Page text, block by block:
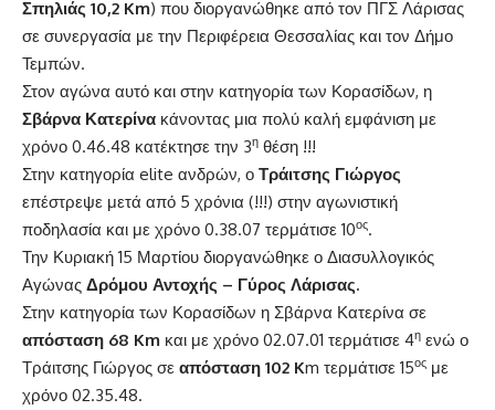
Σπηλιάς 10,2 Km) που διοργανώθηκε από τον ΠΓΣ Λάρισας
σε συνεργασία με την Περιφέρεια Θεσσαλίας και τον Δήμο
Τεμπών.
Στον αγώνα αυτό και στην κατηγορία των Κορασίδων, η
Σβάρνα Κατερίνα κάνοντας μια πολύ καλή εμφάνιση με
χρόνο 0.46.48 κατέκτησε την 3η θέση !!!
Στην κατηγορία elite ανδρών, ο Τράιτσης Γιώργος
επέστρεψε μετά από 5 χρόνια (!!!) στην αγωνιστική
ποδηλασία και με χρόνο 0.38.07 τερμάτισε 10ος.
Την Κυριακή 15 Μαρτίου διοργανώθηκε ο Διασυλλογικός
Αγώνας Δρόμου Αντοχής – Γύρος Λάρισας.
Στην κατηγορία των Κορασίδων η Σβάρνα Κατερίνα σε
απόσταση 68 Km και με χρόνο 02.07.01 τερμάτισε 4η ενώ ο
Τράιτσης Γιώργος σε απόσταση 102 Km τερμάτισε 15ος με
χρόνο 02.35.48.